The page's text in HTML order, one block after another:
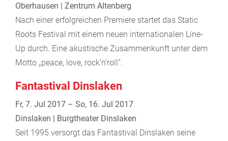
Oberhausen | Zentrum Altenberg
Nach einer erfolgreichen Premiere startet das Static
Roots Festival mit einem neuen internationalen Line-
Up durch. Eine akustische Zusammenkunft unter dem
Motto „peace, love, rock’n’roll“.
Fantastival Dinslaken
Fr, 7. Jul 2017 – So, 16. Jul 2017
Dinslaken | Burgtheater Dinslaken
Seit 1995 versorgt das Fantastival Dinslaken seine